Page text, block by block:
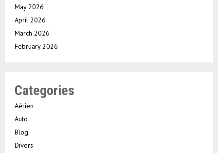
May 2026
April 2026
March 2026
February 2026
Categories
Aérien
Auto
Blog
Divers